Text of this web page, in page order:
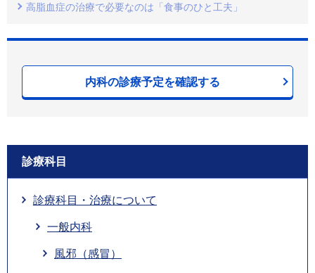
高脂血症の治療で必要なのは「食事のひと工夫」
内科の診療予定を確認する
診療科目
診療科目・治療について
一般内科
風邪（感冒）